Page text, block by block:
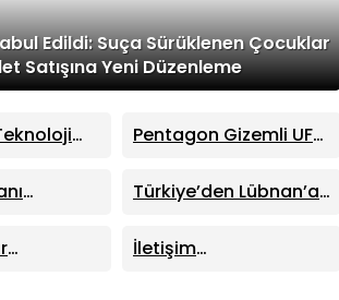
Edildi: Suça Sürüklenen Çocuklar
Satışına Yeni Düzenleme
Pentagon Gizemli UFO
41 Yeni Dosya Erişime
Açıldı
Hizmet
Türkiye’den Lübnan’a
Demir Yoluna Dev İş
Birliği
İletişim